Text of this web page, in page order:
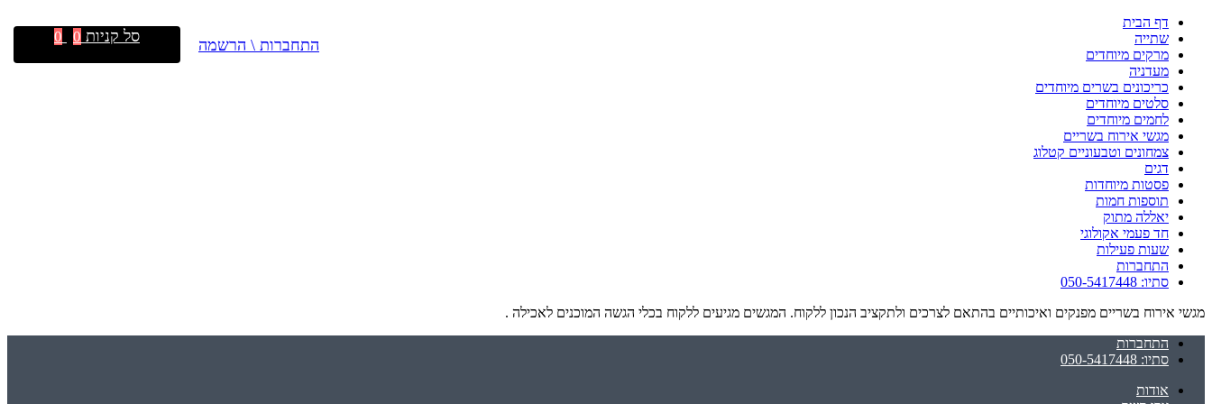
דף הבית
שתייה
מרקים מיוחדים
מעדניה
כריכונים בשרים מיוחדים
סלטים מיוחדים
לחמים מיוחדים
מגשי אירוח בשריים
צמחונים וטבעוניים קטלוג
דגים
פסטות מיוחדות
תוספות חמות
יאללה מתוק
חד פעמי אקולוגי
שעות פעילות
התחברות
סתיו: 050-5417448
מגשי אירוח בשריים מפנקים ואיכותיים בהתאם לצרכים ולתקציב הנכון ללקוח. המגשים מגיעים ללקוח בכלי הגשה המוכנים לאכילה .
התחברות
סתיו: 050-5417448
אודות
התחברות \ הרשמה סל קניות 0
0